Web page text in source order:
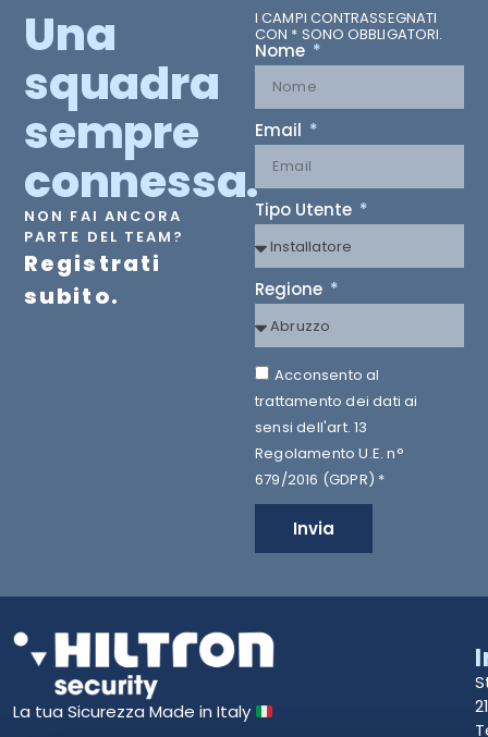
Una
squadra
sempre
connessa.
NON FAI ANCORA
PARTE DEL TEAM?
Registrati
subito.
I CAMPI CONTRASSEGNATI
CON * SONO OBBLIGATORI.
Nome
Email
Tipo Utente
Regione
Acconsento al
trattamento dei dati ai
sensi dell'art. 13
Regolamento U.E. n°
679/2016 (GDPR) *
Invia
La tua Sicurezza Made in Italy